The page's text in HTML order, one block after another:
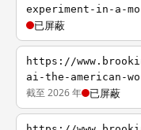
experiment-in-a-
已屏蔽
https://
ai-the-american-
截至 2026 年 已屏蔽